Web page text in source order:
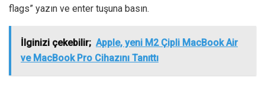
flags” yazın ve enter tuşuna basın.
İlginizi çekebilir; Apple, yeni M2 Çipli MacBook Air
ve MacBook Pro Cihazını Tanıttı